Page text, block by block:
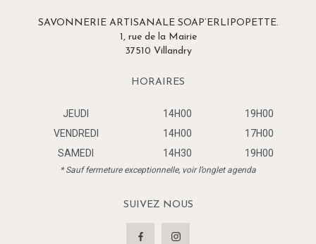
SAVONNERIE ARTISANALE SOAP’ERLIPOPETTE.
1, rue de la Mairie
37510 Villandry
HORAIRES
JEUDI 14H00
19H00
VENDREDI
14H00
17H00
SAMEDI
14H30 19H00
* Sauf fermeture exceptionnelle, voir l’onglet agenda
SUIVEZ NOUS